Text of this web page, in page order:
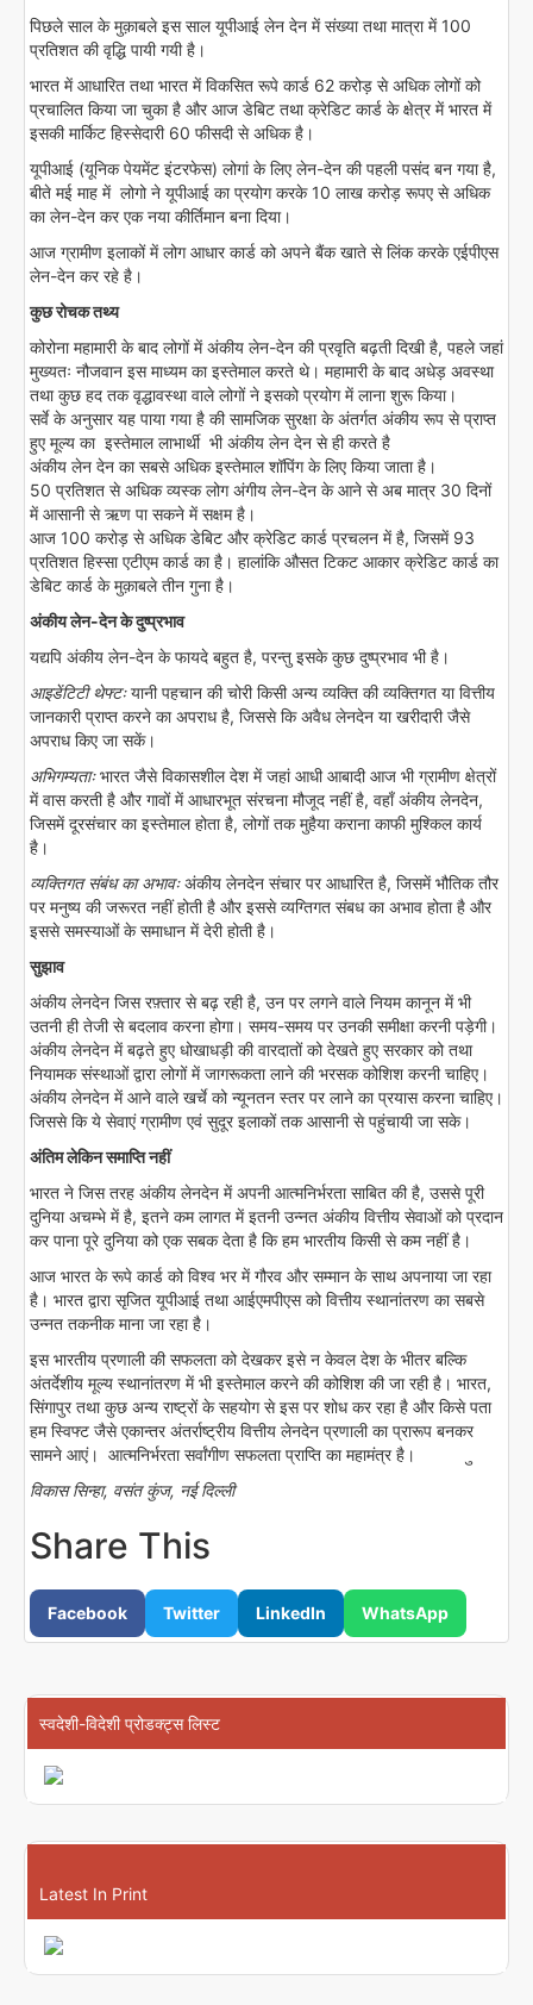
पिछले साल के मुक़ाबले इस साल यूपीआई लेन देन में संख्या तथा मात्रा में 100
प्रतिशत की वृद्धि पायी गयी है।
भारत में आधारित तथा भारत में विकसित रूपे कार्ड 62 करोड़ से अधिक लोगों को
प्रचालित किया जा चुका है और आज डेबिट तथा क्रेडिट कार्ड के क्षेत्र में भारत में
इसकी मार्किट हिस्सेदारी 60 फीसदी से अधिक है।
यूपीआई (यूनिक पेयमेंट इंटरफेस) लोगां के लिए लेन-देन की पहली पसंद बन गया है,
बीते मई माह में लोगो ने यूपीआई का प्रयोग करके 10 लाख करोड़ रूपए से अधिक
का लेन-देन कर एक नया कीर्तिमान बना दिया।
आज ग्रामीण इलाकों में लोग आधार कार्ड को अपने बैंक खाते से लिंक करके एईपीएस
लेन-देन कर रहे है।
कुछ रोचक तथ्य
कोरोना महामारी के बाद लोगों में अंकीय लेन-देन की प्रवृति बढ़ती दिखी है, पहले जहां
मुख्यतः नौजवान इस माध्यम का इस्तेमाल करते थे। महामारी के बाद अधेड़ अवस्था
तथा कुछ हद तक वृद्धावस्था वाले लोगों ने इसको प्रयोग में लाना शुरू किया।
सर्वे के अनुसार यह पाया गया है की सामजिक सुरक्षा के अंतर्गत अंकीय रूप से प्राप्त
हुए मूल्य का इस्तेमाल लाभार्थी भी अंकीय लेन देन से ही करते है
अंकीय लेन देन का सबसे अधिक इस्तेमाल शॉपिंग के लिए किया जाता है।
50 प्रतिशत से अधिक व्यस्क लोग अंगीय लेन-देन के आने से अब मात्र 30 दिनों
में आसानी से ऋण पा सकने में सक्षम है।
आज 100 करोड़ से अधिक डेबिट और क्रेडिट कार्ड प्रचलन में है, जिसमें 93
प्रतिशत हिस्सा एटीएम कार्ड का है। हालांकि औसत टिकट आकार क्रेडिट कार्ड का
डेबिट कार्ड के मुक़ाबले तीन गुना है।
अंकीय लेन-देन के दुष्प्रभाव
यद्यपि अंकीय लेन-देन के फायदे बहुत है, परन्तु इसके कुछ दुष्प्रभाव भी है।
आइडेंटिटी थेफ्टःयानी पहचान की चोरी किसी अन्य व्यक्ति की व्यक्तिगत या वित्तीय
जानकारी प्राप्त करने का अपराध है, जिससे कि अवैध लेनदेन या खरीदारी जैसे
अपराध किए जा सकें।
अभिगम्यताःभारत जैसे विकासशील देश में जहां आधी आबादी आज भी ग्रामीण क्षेत्रों
में वास करती है और गावों में आधारभूत संरचना मौजूद नहीं है, वहाँ अंकीय लेनदेन,
जिसमें दूरसंचार का इस्तेमाल होता है, लोगों तक मुहैया कराना काफी मुश्किल कार्य
है।
व्यक्तिगत संबंध का अभावःअंकीय लेनदेन संचार पर आधारित है, जिसमें भौतिक तौर
पर मनुष्य की जरूरत नहीं होती है और इससे व्यग्तिगत संबध का अभाव होता है और
इससे समस्याओं के समाधान में देरी होती है।
सुझाव
अंकीय लेनदेन जिस रफ़्तार से बढ़ रही है, उन पर लगने वाले नियम कानून में भी
उतनी ही तेजी से बदलाव करना होगा। समय-समय पर उनकी समीक्षा करनी पड़ेगी।
अंकीय लेनदेन में बढ़ते हुए धोखाधड़ी की वारदातों को देखते हुए सरकार को तथा
नियामक संस्थाओं द्वारा लोगों में जागरूकता लाने की भरसक कोशिश करनी चाहिए।
अंकीय लेनदेन में आने वाले खर्चे को न्यूनतन स्तर पर लाने का प्रयास करना चाहिए।
जिससे कि ये सेवाएं ग्रामीण एवं सुदूर इलाकों तक आसानी से पहुंचायी जा सके।
अंतिम लेकिन समाप्ति नहीं
भारत ने जिस तरह अंकीय लेनदेन में अपनी आत्मनिर्भरता साबित की है, उससे पूरी
दुनिया अचम्भे में है, इतने कम लागत में इतनी उन्नत अंकीय वित्तीय सेवाओं को प्रदान
कर पाना पूरे दुनिया को एक सबक देता है कि हम भारतीय किसी से कम नहीं है।
आज भारत के रूपे कार्ड को विश्व भर में गौरव और सम्मान के साथ अपनाया जा रहा
है। भारत द्वारा सृजित यूपीआई तथा आईएमपीएस को वित्तीय स्थानांतरण का सबसे
उन्नत तकनीक माना जा रहा है।
इस भारतीय प्रणाली की सफलता को देखकर इसे न केवल देश के भीतर बल्कि
अंतर्देशीय मूल्य स्थानांतरण में भी इस्तेमाल करने की कोशिश की जा रही है। भारत,
सिंगापुर तथा कुछ अन्य राष्ट्रों के सहयोग से इस पर शोध कर रहा है और किसे पता
हम स्विफ्ट जैसे एकान्तर अंतर्राष्ट्रीय वित्तीय लेनदेन प्रणाली का प्रारूप बनकर
सामने आएं। आत्मनिर्भरता सर्वांगीण सफलता प्राप्ति का महामंत्र है। ु
विकास सिन्हा, वसंत कुंज, नई दिल्ली
Share This
Facebook Twitter LinkedIn WhatsApp
स्वदेशी-विदेशी प्रोडक्ट्स लिस्ट
Latest In Print